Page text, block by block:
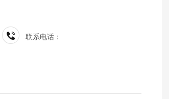
联系电话：